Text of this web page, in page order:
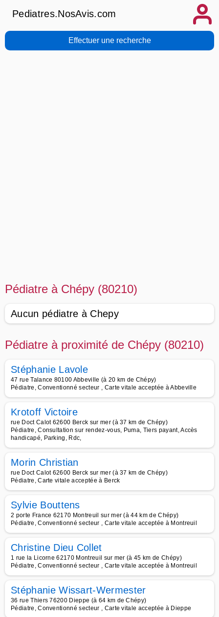
Pediatres.NosAvis.com
Effectuer une recherche
Pédiatre à Chépy (80210)
Aucun pédiatre à Chepy
Pédiatre à proximité de Chépy (80210)
Stéphanie Lavole
47 rue Talance 80100 Abbeville (à 20 km de Chépy)
Pédiatre, Conventionné secteur , Carte vitale acceptée à Abbeville
Krotoff Victoire
rue Doct Calot 62600 Berck sur mer (à 37 km de Chépy)
Pédiatre, Consultation sur rendez-vous, Puma, Tiers payant, Accès
handicapé, Parking, Rdc,
Morin Christian
rue Doct Calot 62600 Berck sur mer (à 37 km de Chépy)
Pédiatre, Carte vitale acceptée à Berck
Sylvie Bouttens
2 porte France 62170 Montreuil sur mer (à 44 km de Chépy)
Pédiatre, Conventionné secteur , Carte vitale acceptée à Montreuil
Christine Dieu Collet
1 rue la Licorne 62170 Montreuil sur mer (à 45 km de Chépy)
Pédiatre, Conventionné secteur , Carte vitale acceptée à Montreuil
Stéphanie Wissart-Wermester
36 rue Thiers 76200 Dieppe (à 64 km de Chépy)
Pédiatre, Conventionné secteur , Carte vitale acceptée à Dieppe